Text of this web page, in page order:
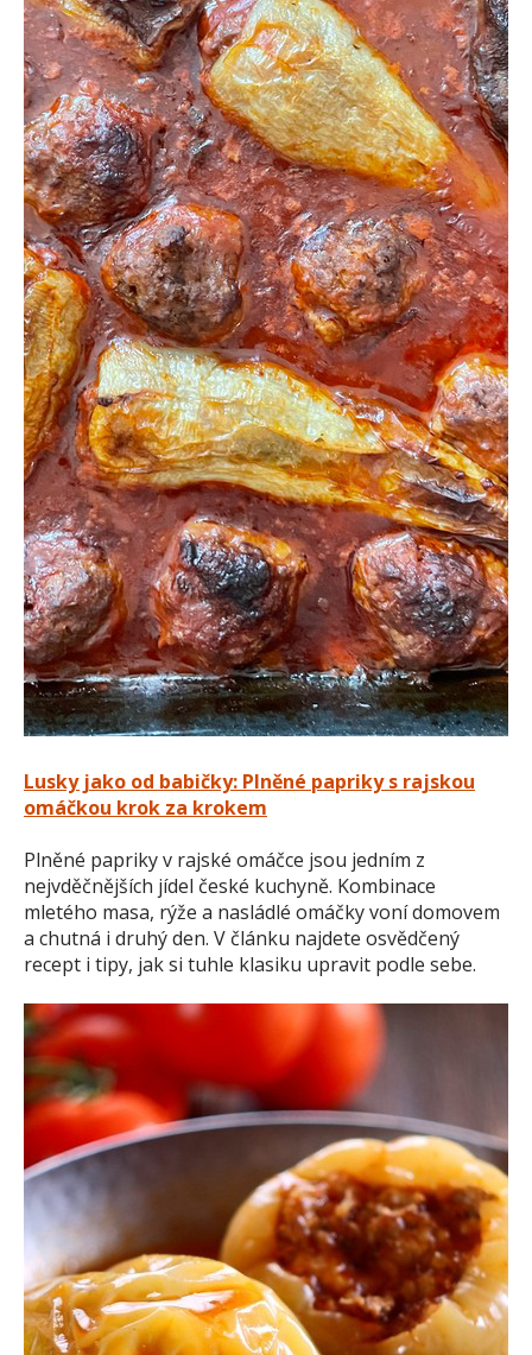
Lusky jako od babičky: Plněné papriky s rajskou
omáčkou krok za krokem
Plněné papriky v rajské omáčce jsou jedním z
nejvděčnějších jídel české kuchyně. Kombinace
mletého masa, rýže a nasládlé omáčky voní domovem
a chutná i druhý den. V článku najdete osvědčený
recept i tipy, jak si tuhle klasiku upravit podle sebe.